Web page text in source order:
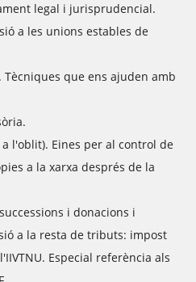
legal i jurisprudencial.
a les unions estables de
Tècniques que ens ajuden amb
l'oblit). Eines per al control de
a la xarxa després de la
i donacions i
a la resta de tributs: impost
Especial referència als